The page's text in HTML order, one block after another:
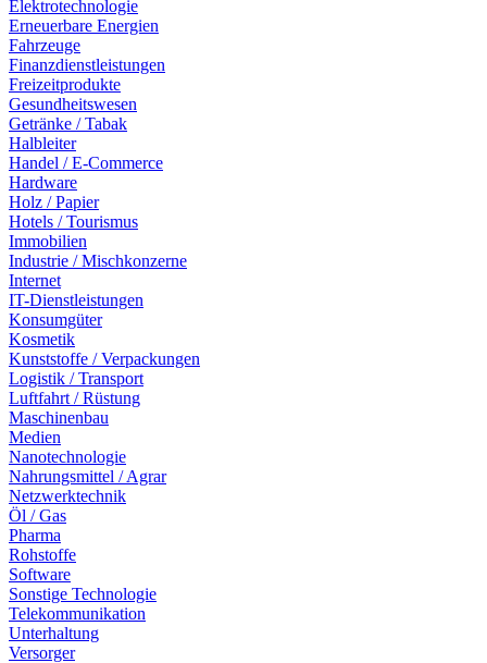
Elektrotechnologie
Erneuerbare Energien
Fahrzeuge
Finanzdienstleistungen
Freizeitprodukte
Gesundheitswesen
Getränke / Tabak
Halbleiter
Handel / E-Commerce
Hardware
Holz / Papier
Hotels / Tourismus
Immobilien
Industrie / Mischkonzerne
Internet
IT-Dienstleistungen
Konsumgüter
Kosmetik
Kunststoffe / Verpackungen
Logistik / Transport
Luftfahrt / Rüstung
Maschinenbau
Medien
Nanotechnologie
Nahrungsmittel / Agrar
Netzwerktechnik
Öl / Gas
Pharma
Rohstoffe
Software
Sonstige Technologie
Telekommunikation
Unterhaltung
Versorger